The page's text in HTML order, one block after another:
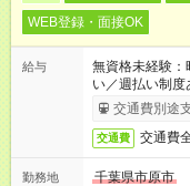
WEB登録・面接OK
給与
無資格未経験
い／週払い制
完了次第のお支
交通費別途
交通費 交通費
勤務地
千葉県市原市